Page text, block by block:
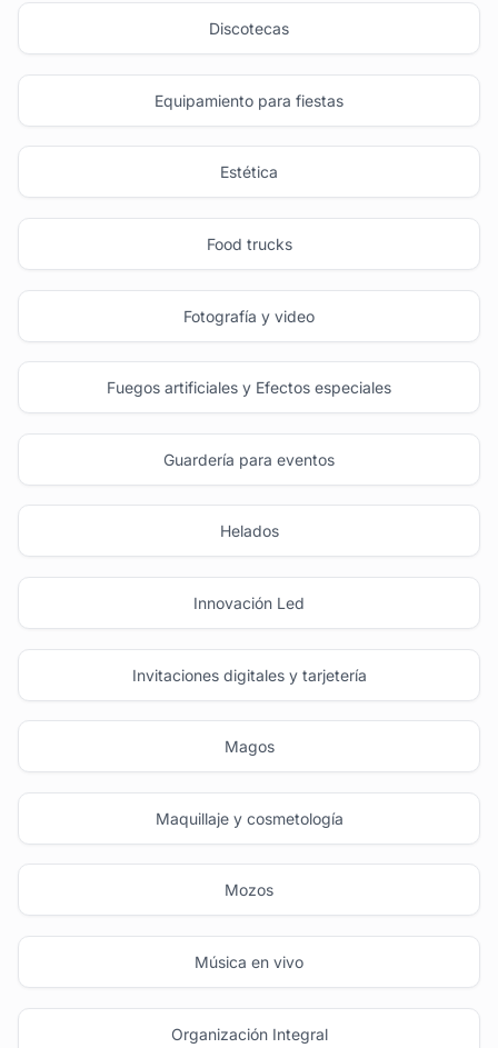
Discotecas
Equipamiento para fiestas
Estética
Food trucks
Fotografía y video
Fuegos artificiales y Efectos especiales
Guardería para eventos
Helados
Innovación Led
Invitaciones digitales y tarjetería
Magos
Maquillaje y cosmetología
Mozos
Música en vivo
Organización Integral